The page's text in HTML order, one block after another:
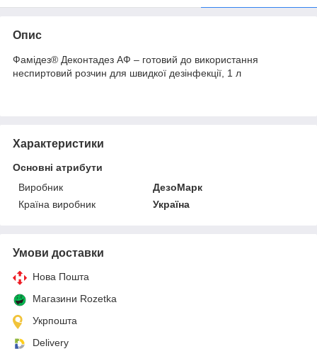
Опис
Фамідез® Деконтадез АФ – готовий до використання
неспиртовий розчин для швидкої дезінфекції, 1 л
Характеристики
Основні атрибути
Виробник
ДезоМарк
Країна виробник
Україна
Умови доставки
Нова Пошта
Магазини Rozetka
Укрпошта
Delivery